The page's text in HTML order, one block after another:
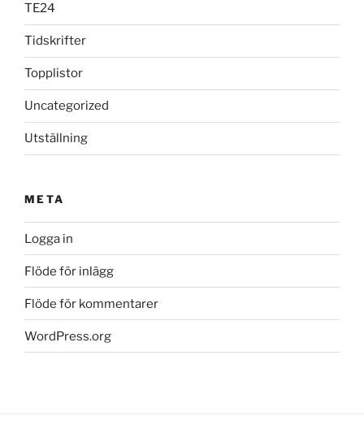
TE24
Tidskrifter
Topplistor
Uncategorized
Utställning
META
Logga in
Flöde för inlägg
Flöde för kommentarer
WordPress.org